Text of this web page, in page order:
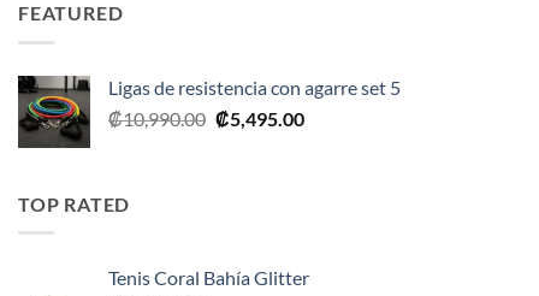
FEATURED
Ligas de resistencia con agarre set 5
₡10,990.00 El
₡5,495.00El
TOP RATED
Tenis Coral Bahía Glitter